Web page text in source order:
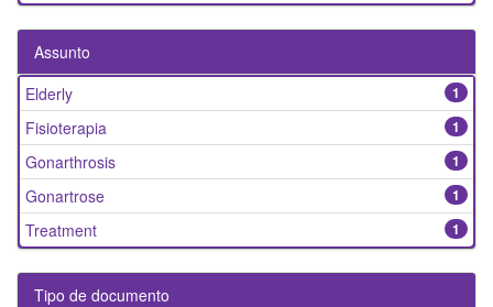
Assunto
1
Elderly
1
Fisioterapia
1
Gonarthrosis
1
Gonartrose
1
Treatment
Tipo de documento